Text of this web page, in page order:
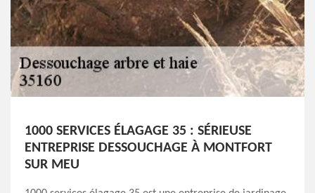
1000 SERVICES ÉLAGAGE 35 : SÉRIEUSE
ENTREPRISE DESSOUCHAGE À MONTFORT
SUR MEU